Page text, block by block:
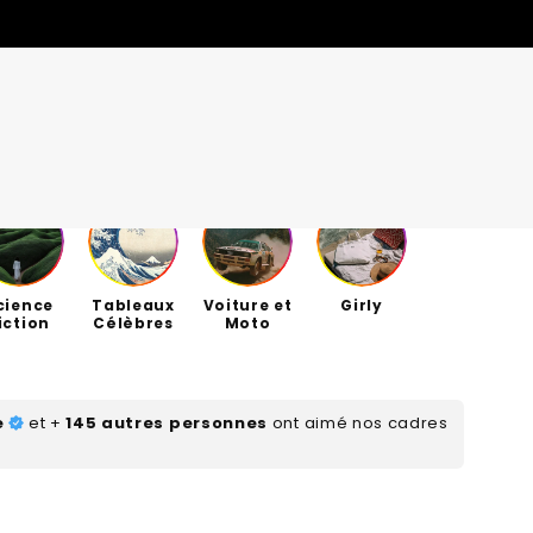
ça vient de
QUANTITÉS LIMITÉES
ça vient de
QUANTITÉS LIMITÉES
Tableaux
Célèbres
Voiture et
Moto
Girly
et +145 autres personnes ont aimé nos cadres